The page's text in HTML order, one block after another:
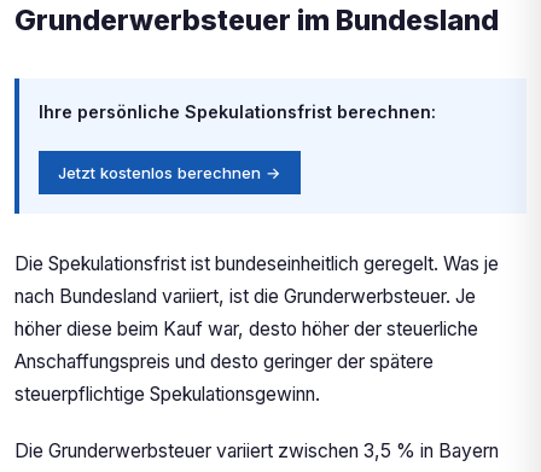
Grunderwerbsteuer im Bundesland
Ihre persönliche Spekulationsfrist berechnen:
Jetzt kostenlos berechnen →
Die Spekulationsfrist ist bundeseinheitlich geregelt. Was je
nach Bundesland variiert, ist die Grunderwerbsteuer. Je
höher diese beim Kauf war, desto höher der steuerliche
Anschaffungspreis und desto geringer der spätere
steuerpflichtige Spekulationsgewinn.
Die Grunderwerbsteuer variiert zwischen 3,5 % in Bayern